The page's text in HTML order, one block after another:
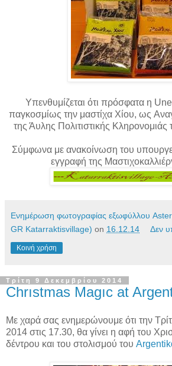
Υπενθυμίζεται ότι πρόσφατα η
παγκοσμίως την μαστίχα Χίου, ως
της Άυλης Πολιτιστικής
Σύμφωνα με ανακοίνωση του
εγγραφή της
Ενημέρωση φωτογραφίας εξωφύλλου
GR Katarraktisvillage) on 16.12.14 Δεν
Κοινή χρήση
Τρίτη 9 Δεκεμβρίου 2014
Chrıstmas Magıc at
Με χαρά σας ενημερώνουμε ότι την
2014 στις 17.30, θα γίνει η αφή του
δέντρου και του στολισμού του